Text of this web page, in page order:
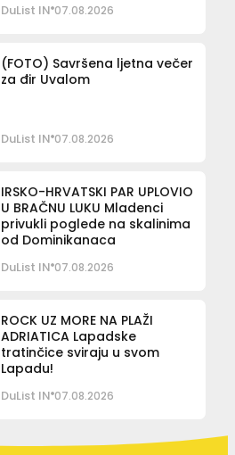
DuList IN 07.08.2026
(FOTO) Savršena ljetna večer
za đir Uvalom
DuList IN 07.08.2026
IRSKO-HRVATSKI PAR UPLOVIO
U BRAČNU LUKU Mladenci
privukli poglede na skalinima
od Dominikanaca
DuList IN 07.08.2026
ROCK UZ MORE NA PLAŽI
ADRIATICA Lapadske
tratinčice sviraju u svom
Lapadu!
DuList IN 07.08.2026